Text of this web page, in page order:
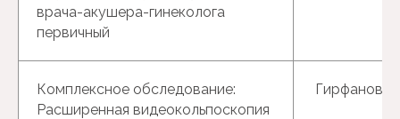
врача-акушера-гинеколога
первичный
Комплексное обследование:
Расширенная видеокольпоскопия
Гирфанова